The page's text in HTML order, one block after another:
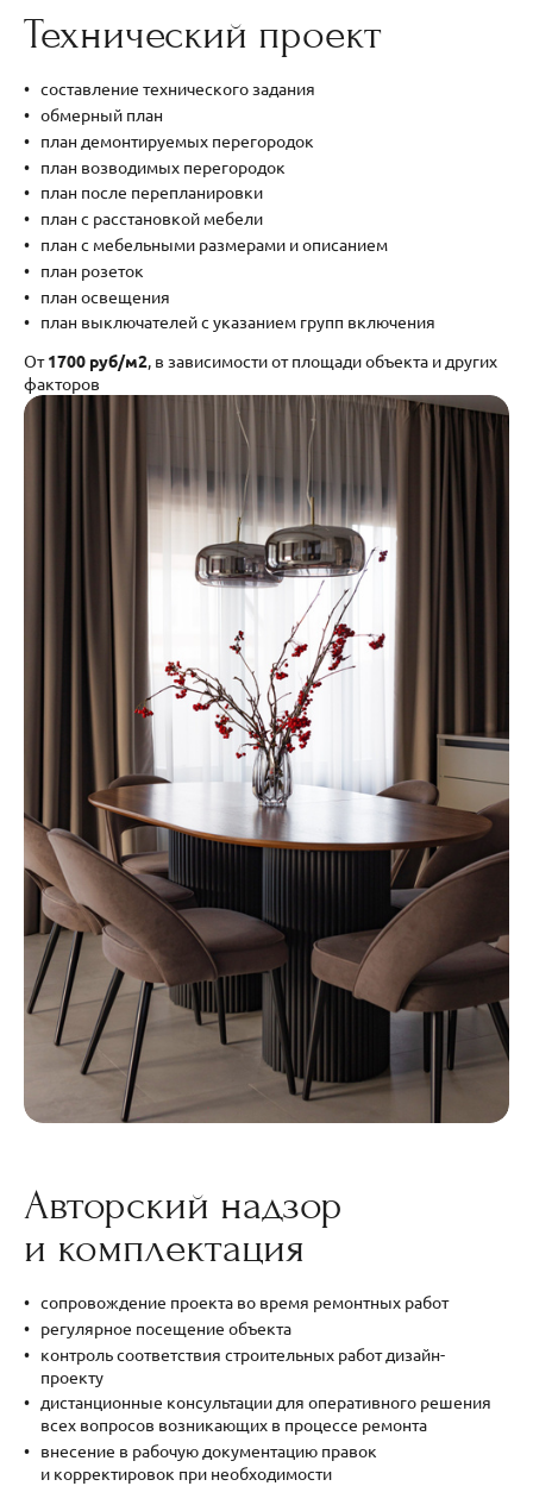
Технический проект
составление технического задания
обмерный план
план демонтируемых перегородок
план возводимых перегородок
план после перепланировки
план с расстановкой мебели
план с мебельными размерами и описанием
план розеток
план освещения
план выключателей с указанием групп включения
От1700 руб/м2, в зависимости от площади объекта и других
факторов
Авторский надзор
и комплектация
сопровождение проекта во время ремонтных работ
регулярное посещение объекта
контроль соответствия строительных работ дизайн-
проекту
дистанционные консультации для оперативного решения
всех вопросов возникающих в процессе ремонта
внесение в рабочую документацию правок
и корректировок при необходимости